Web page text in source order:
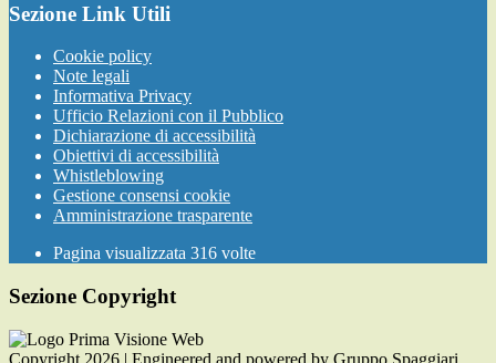
Sezione Link Utili
Cookie policy
Note legali
Informativa Privacy
Ufficio Relazioni con il Pubblico
Dichiarazione di accessibilità
Obiettivi di accessibilità
Whistleblowing
Gestione consensi cookie
Amministrazione trasparente
Pagina visualizzata 316 volte
Sezione Copyright
Copyright 2026 | Engineered and powered by Gruppo Spaggiari